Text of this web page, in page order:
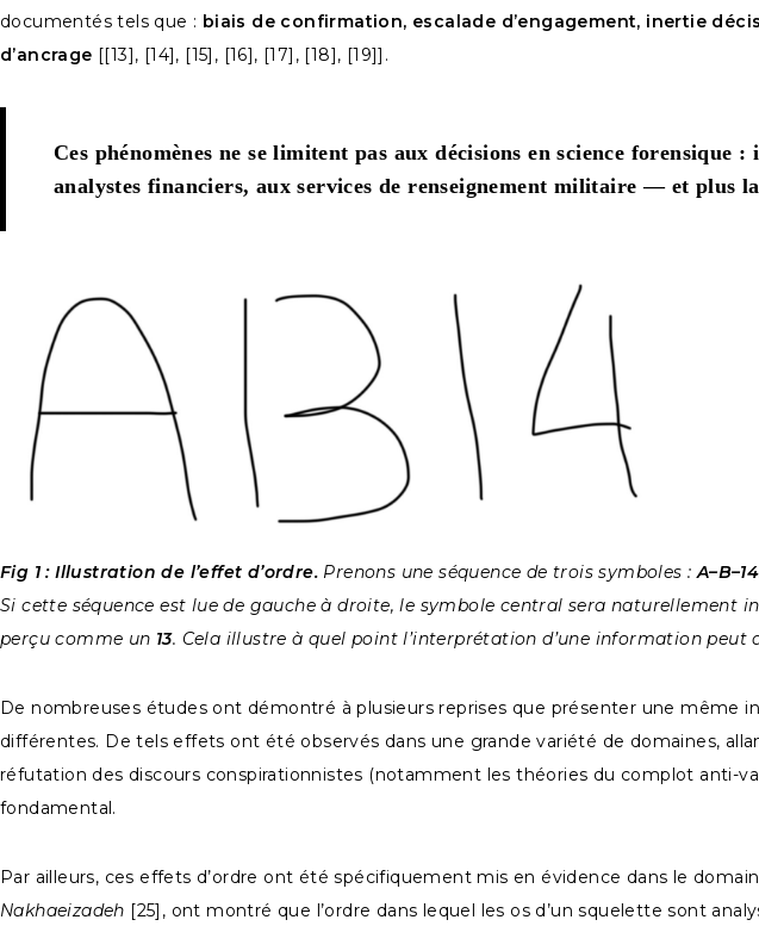
documentés tels que : biais de confirmation, escalade d’engagement, inertie
d’ancrage [[13], [14], [15], [16], [17], [18], [19]].
Ces phénomènes ne se limitent pas aux décisions en science
analystes financiers, aux services de renseignement militaire — et plus
Fig 1 : Illustration de l’effet d’ordre. Prenons une séquence de trois symboles :A–B–14
Si cette séquence est lue de gauche à droite, le symbole central sera naturellement
perçu comme un 13. Cela illustre à quel point l’interprétation d’une information peut
De nombreuses études ont démontré à plusieurs reprises que présenter une même
différentes. De tels effets ont été observés dans une grande variété de domaines,
réfutation des discours conspirationnistes (notamment les théories du complot anti-
fondamental.
Par ailleurs, ces effets d’ordre ont été spécifiquement mis en évidence dans le
Nakhaeizadeh [25], ont montré que l’ordre dans lequel les os d’un squelette sont